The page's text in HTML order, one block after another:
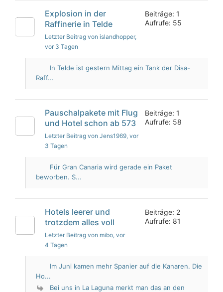
Explosion in der
Raffinerie in Telde
Letzter Beitrag von islandhopper,
vor 3 Tagen
Beiträge: 1
Aufrufe: 55
In Telde ist gestern Mittag ein Tank der Disa-
Raff...
Pauschalpakete mit Flug
und Hotel schon ab 573
Letzter Beitrag von Jens1969, vor
3 Tagen
Beiträge: 1
Aufrufe: 58
Für Gran Canaria wird gerade ein Paket
beworben. S...
Hotels leerer und
trotzdem alles voll
Letzter Beitrag von mibo, vor
4 Tagen
Beiträge: 2
Aufrufe: 81
Im Juni kamen mehr Spanier auf die Kanaren. Die
Ho...
Bei uns in La Laguna merkt man das an den